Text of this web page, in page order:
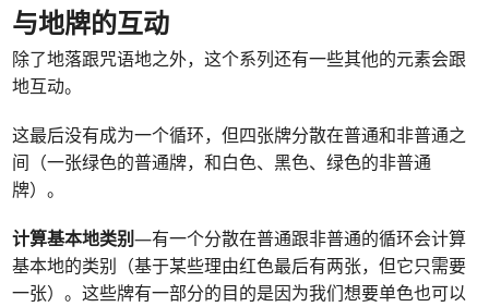
与地牌的互动
除了地落跟咒语地之外，这个系列还有一些其他的元素会跟
地互动。
这最后没有成为一个循环，但四张牌分散在普通和非普通之
间（一张绿色的普通牌，和白色、黑色、绿色的非普通
牌）。
计算基本地类别—有一个分散在普通跟非普通的循环会计算
基本地的类别（基于某些理由红色最后有两张，但它只需要
一张）。这些牌有一部分的目的是因为我们想要单色也可以